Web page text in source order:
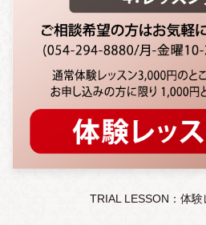
TRIAL LESSON：体